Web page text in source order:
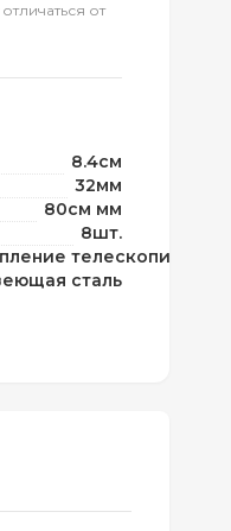
от
8.4см
32мм
80см мм
8шт.
сталь